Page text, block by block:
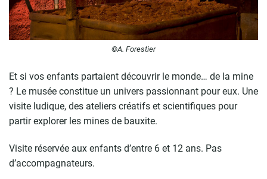
©A. Forestier
Et si vos enfants partaient découvrir le monde… de la mine
? Le musée constitue un univers passionnant pour eux. Une
visite ludique, des ateliers créatifs et scientifiques pour
partir explorer les mines de bauxite.
Visite réservée aux enfants d’entre 6 et 12 ans. Pas
d’accompagnateurs.